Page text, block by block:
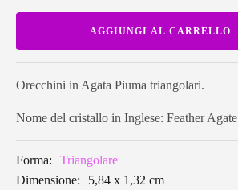
Agata
Piuma
APIEA02
AGGIUNGI AL CARRELLO
Orecchini in Agata Piuma triangolari.
Nome del cristallo in Inglese: Feather Agate
Forma:
Triangolare
Dimensione:
5,84 x 1,32 cm